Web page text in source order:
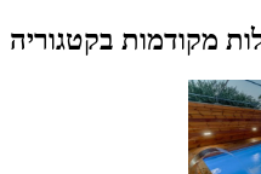
מקודמות בקטגוריה